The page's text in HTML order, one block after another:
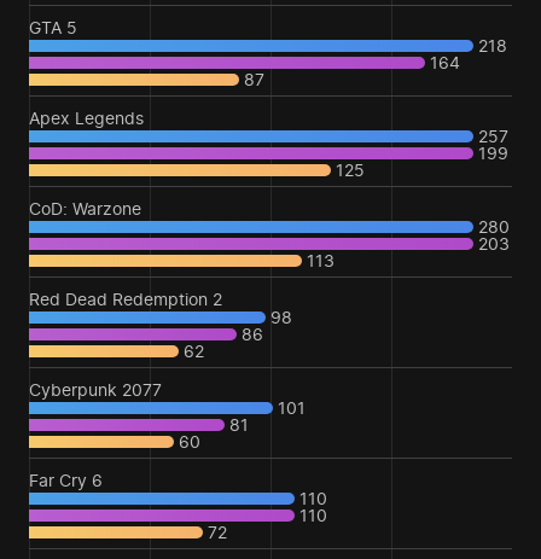
GTA 5
218
164
87
Apex Legends
257
199
125
CoD: Warzone
280
203
113
Red Dead Redemption 2
98
86
62
Cyberpunk 2077
101
81
60
Far Cry 6
110
110
72